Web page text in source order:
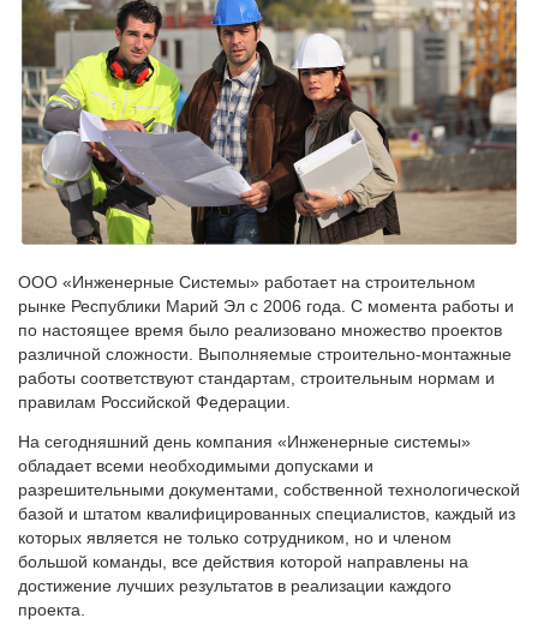
ООО «Инженерные Системы» работает на строительном
рынке Республики Марий Эл с 2006 года. С момента работы и
по настоящее время было реализовано множество проектов
различной сложности. Выполняемые строительно-монтажные
работы соответствуют стандартам, строительным нормам и
правилам Российской Федерации.
На сегодняшний день компания «Инженерные системы»
обладает всеми необходимыми допусками и
разрешительными документами, собственной технологической
базой и штатом квалифицированных специалистов, каждый из
которых является не только сотрудником, но и членом
большой команды, все действия которой направлены на
достижение лучших результатов в реализации каждого
проекта.